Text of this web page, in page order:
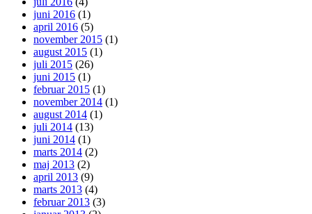
juni 2016 (1)
april 2016 (5)
november 2015 (1)
august 2015 (1)
juli 2015 (26)
juni 2015 (1)
februar 2015 (1)
november 2014 (1)
august 2014 (1)
juli 2014 (13)
juni 2014 (1)
marts 2014 (2)
maj 2013 (2)
april 2013 (9)
marts 2013 (4)
februar 2013 (3)